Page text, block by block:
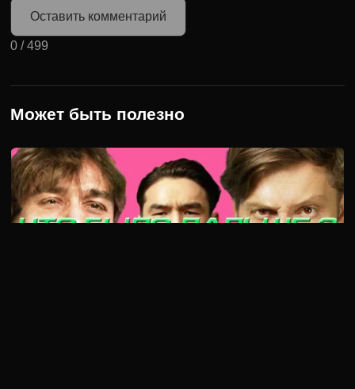
Оставить комментарий
0 /499
Может быть полезно